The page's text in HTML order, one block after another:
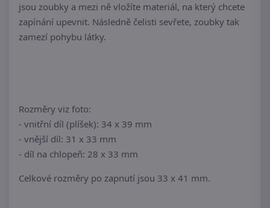
jsou zoubky a mezi ně vložíte materiál, na který chcete
zapínání upevnit. Následně čelisti sevřete, zoubky tak
zamezí pohybu látky.
Rozměry viz foto:
- vnitřní díl (plíšek): 34 x 39 mm
- vnější díl: 31 x 33 mm
- díl na chlopeň: 28 x 33 mm
Celkové rozměry po zapnutí jsou 33 x 41 mm.